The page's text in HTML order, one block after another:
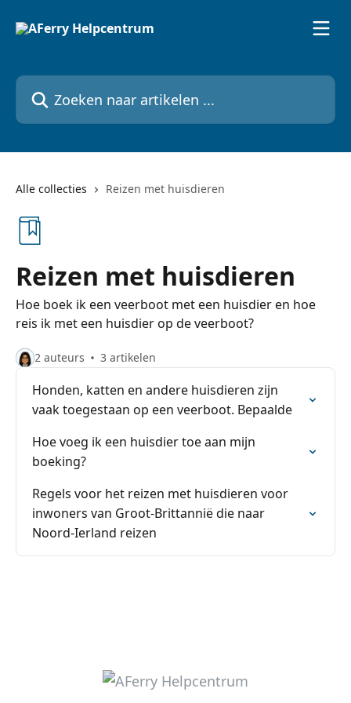
Zoeken naar artikelen ...
Alle collecties Reizen met huisdieren
Reizen met huisdieren
Hoe boek ik een veerboot met een huisdier en hoe
reis ik met een huisdier op de veerboot?
2 auteurs 3 artikelen
Honden, katten en andere huisdieren zijn
vaak toegestaan op een veerboot. Bepaalde
Hoe voeg ik een huisdier toe aan mijn
boeking?
Regels voor het reizen met huisdieren voor
inwoners van Groot-Brittannië die naar
Noord-Ierland reizen